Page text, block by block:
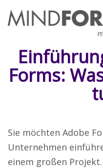
Forms:
Sie möchten Adobe
Unternehmen
einem großen